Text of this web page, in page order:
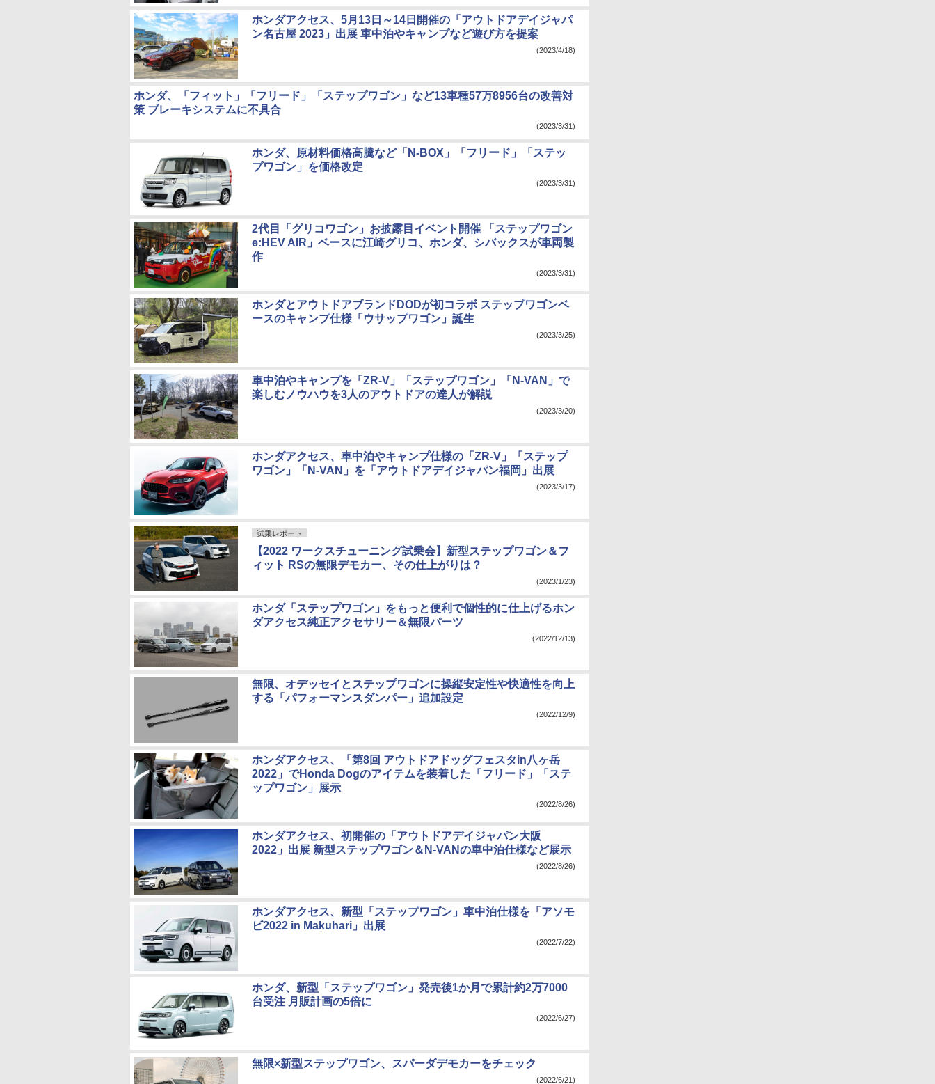
ホンダアクセス、5月13日～14日開催の「アウトドアデイジャパ
ン名古屋 2023」出展 車中泊やキャンプなど遊び方を提案
(2023/4/18)
ホンダ、「フィット」「フリード」「ステップワゴン」など13車種57万8956台の改善対
策 ブレーキシステムに不具合
(2023/3/31)
ホンダ、原材料価格高騰など「N-BOX」「フリード」「ステッ
プワゴン」を価格改定
(2023/3/31)
2代目「グリコワゴン」お披露目イベント開催 「ステップワゴン
e:HEV AIR」ベースに江崎グリコ、ホンダ、シバックスが車両製
作
(2023/3/31)
ホンダとアウトドアブランドDODが初コラボ ステップワゴンベ
ースのキャンプ仕様「ウサップワゴン」誕生
(2023/3/25)
車中泊やキャンプを「ZR-V」「ステップワゴン」「N-VAN」で
楽しむノウハウを3人のアウトドアの達人が解説
(2023/3/20)
ホンダアクセス、車中泊やキャンプ仕様の「ZR-V」「ステップ
ワゴン」「N-VAN」を「アウトドアデイジャパン福岡」出展
(2023/3/17)
試乗レポート
【2022 ワークスチューニング試乗会】新型ステップワゴン＆フ
ィット RSの無限デモカー、その仕上がりは？
(2023/1/23)
ホンダ「ステップワゴン」をもっと便利で個性的に仕上げるホン
ダアクセス純正アクセサリー＆無限パーツ
(2022/12/13)
無限、オデッセイとステップワゴンに操縦安定性や快適性を向上
する「パフォーマンスダンパー」追加設定
(2022/12/9)
ホンダアクセス、「第8回 アウトドアドッグフェスタin八ヶ岳
2022」でHonda Dogのアイテムを装着した「フリード」「ステ
ップワゴン」展示
(2022/8/26)
ホンダアクセス、初開催の「アウトドアデイジャパン大阪
2022」出展 新型ステップワゴン＆N-VANの車中泊仕様など展示
(2022/8/26)
ホンダアクセス、新型「ステップワゴン」車中泊仕様を「アソモ
ビ2022 in Makuhari」出展
(2022/7/22)
ホンダ、新型「ステップワゴン」発売後1か月で累計約2万7000
台受注 月販計画の5倍に
(2022/6/27)
無限×新型ステップワゴン、スパーダデモカーをチェック
(2022/6/21)